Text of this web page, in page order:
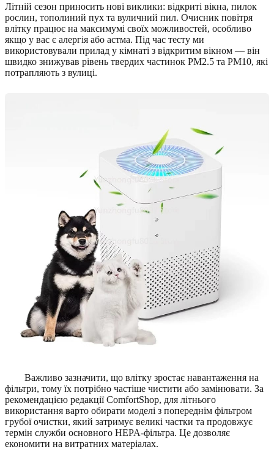
Літній сезон приносить нові виклики: відкриті вікна, пилок
рослин, тополиний пух та вуличний пил. Очисник повітря
влітку працює на максимумі своїх можливостей, особливо
якщо у вас є алергія або астма. Під час тесту ми
використовували прилад у кімнаті з відкритим вікном — він
швидко знижував рівень твердих частинок PM2.5 та PM10, які
потрапляють з вулиці.
Важливо зазначити, що влітку зростає навантаження на
фільтри, тому їх потрібно частіше чистити або замінювати. За
рекомендацією редакції ComfortShop, для літнього
використання варто обирати моделі з попереднім фільтром
грубої очистки, який затримує великі частки та продовжує
термін служби основного HEPA-фільтра. Це дозволяє
економити на витратних матеріалах.